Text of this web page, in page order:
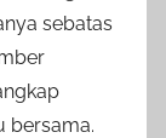
sebatas
bersama.